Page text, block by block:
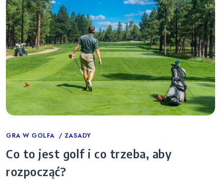
Categories
GRA W GOLFA ZASADY
Co to jest golf i co trzeba, aby
rozpocząć?